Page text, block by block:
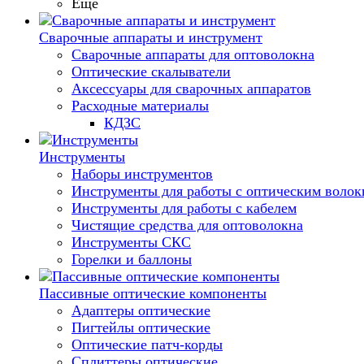
Еще
Сварочные аппараты и инструмент
Сварочные аппараты для оптоволокна
Оптические скалыватели
Аксессуары для сварочных аппаратов
Расходные материалы
КДЗС
Инструменты
Наборы инструментов
Инструменты для работы с оптическим
Инструменты для работы с кабелем
Чистящие средства для оптоволокна
Инструменты СКС
Горелки и баллоны
Пассивные оптические компоненты
Адаптеры оптические
Пигтейлы оптические
Оптические патч-корды